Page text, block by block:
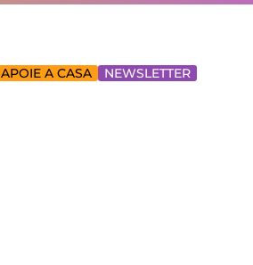
APOIE A CASA NEWSLETTER